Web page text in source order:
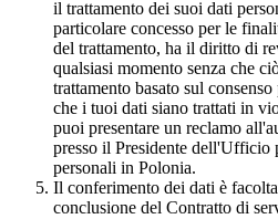
il trattamento dei suoi dati
particolare concesso per le
del trattamento, ha il diritto di
qualsiasi momento senza che
trattamento basato sul
che i tuoi dati siano trattati in
puoi presentare un reclamo
presso il Presidente dell'Ufficio
personali in Polonia.
Il conferimento dei dati è
conclusione del Contratto di